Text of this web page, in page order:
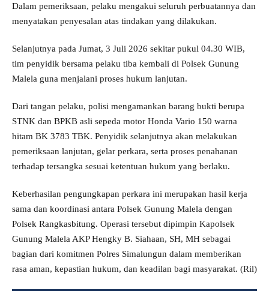
Dalam pemeriksaan, pelaku mengakui seluruh perbuatannya dan
menyatakan penyesalan atas tindakan yang dilakukan.
Selanjutnya pada Jumat, 3 Juli 2026 sekitar pukul 04.30 WIB,
tim penyidik bersama pelaku tiba kembali di Polsek Gunung
Malela guna menjalani proses hukum lanjutan.
Dari tangan pelaku, polisi mengamankan barang bukti berupa
STNK dan BPKB asli sepeda motor Honda Vario 150 warna
hitam BK 3783 TBK. Penyidik selanjutnya akan melakukan
pemeriksaan lanjutan, gelar perkara, serta proses penahanan
terhadap tersangka sesuai ketentuan hukum yang berlaku.
Keberhasilan pengungkapan perkara ini merupakan hasil kerja
sama dan koordinasi antara Polsek Gunung Malela dengan
Polsek Rangkasbitung. Operasi tersebut dipimpin Kapolsek
Gunung Malela AKP Hengky B. Siahaan, SH, MH sebagai
bagian dari komitmen Polres Simalungun dalam memberikan
rasa aman, kepastian hukum, dan keadilan bagi masyarakat. (Ril)